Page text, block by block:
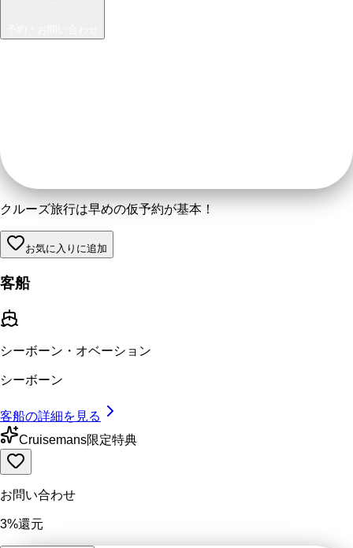
クルーズ旅行は早めの仮予約が基本！
お気に入りに追加
客船
シーボーン・オベーション
シーボーン
客船の詳細を見る
Cruisemans限定特典
お問い合わせ
3%還元